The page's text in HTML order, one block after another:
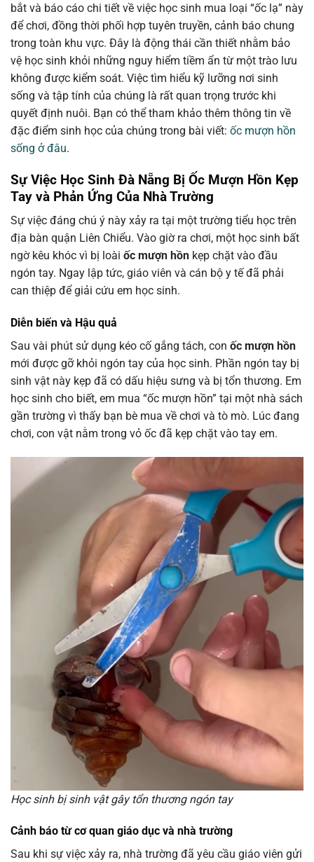
bắt và báo cáo chi tiết về việc học sinh mua loại “ốc lạ” này
để chơi, đồng thời phối hợp tuyên truyền, cảnh báo chung
trong toàn khu vực. Đây là động thái cần thiết nhằm bảo
vệ học sinh khỏi những nguy hiểm tiềm ẩn từ một trào lưu
không được kiểm soát. Việc tìm hiểu kỹ lưỡng nơi sinh
sống và tập tính của chúng là rất quan trọng trước khi
quyết định nuôi. Bạn có thể tham khảo thêm thông tin về
đặc điểm sinh học của chúng trong bài viết: ốc mượn hồn
sống ở đâu.
Sự Việc Học Sinh Đà Nẵng Bị Ốc Mượn Hồn Kẹp
Tay và Phản Ứng Của Nhà Trường
Sự việc đáng chú ý này xảy ra tại một trường tiểu học trên
địa bàn quận Liên Chiểu. Vào giờ ra chơi, một học sinh bất
ngờ kêu khóc vì bị loài ốc mượn hồn kẹp chặt vào đầu
ngón tay. Ngay lập tức, giáo viên và cán bộ y tế đã phải
can thiệp để giải cứu em học sinh.
Diễn biến và Hậu quả
Sau vài phút sử dụng kéo cố gắng tách, con ốc mượn hồn
mới được gỡ khỏi ngón tay của học sinh. Phần ngón tay bị
sinh vật này kẹp đã có dấu hiệu sưng và bị tổn thương. Em
học sinh cho biết, em mua “ốc mượn hồn” tại một nhà sách
gần trường vì thấy bạn bè mua về chơi và tò mò. Lúc đang
chơi, con vật nằm trong vỏ ốc đã kẹp chặt vào tay em.
Học sinh bị sinh vật gây tổn thương ngón tay
Cảnh báo từ cơ quan giáo dục và nhà trường
Sau khi sự việc xảy ra, nhà trường đã yêu cầu giáo viên gửi